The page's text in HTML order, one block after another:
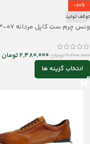
-60%
توقف تولید
ونس چرم ست کاپل مردانه mrc113-07
6,200,000تومان2,480,000تومان
انتخاب گزینه ها